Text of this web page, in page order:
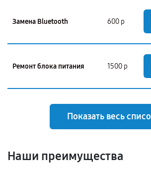
Замена Bluetooth 600 р
Ремонт блока питания 1500 р
Показать весь
Наши преимущества